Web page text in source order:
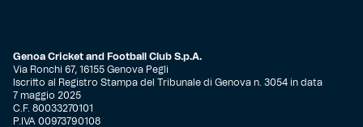
Caffè Boasi x Genoa
Genoa Cricket and Football Club S.p.A.
Via Ronchi 67, 16155 Genova Pegli
Iscritto al Registro Stampa del Tribunale di Genova n. 3054 in data
7 maggio 2025
C.F. 80033270101
P.IVA 00973790108